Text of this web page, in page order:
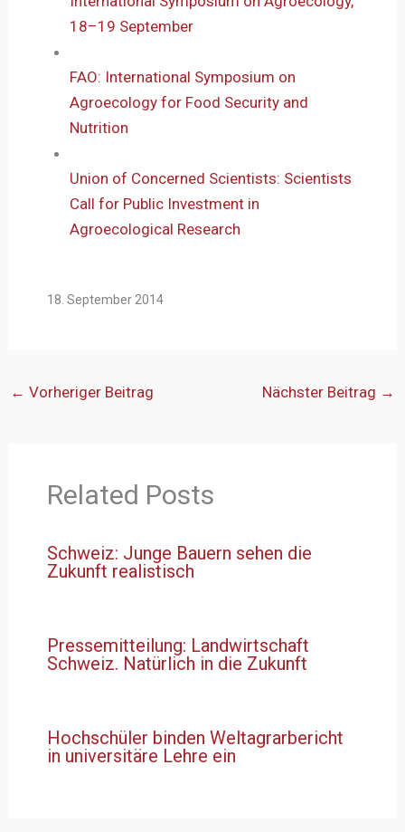
18–19 September
FAO: International Symposium on
Agroecology for Food Security and
Nutrition
Union of Concerned Scientists: Scientists
Call for Public Investment in
Agroecological Research
18. September 2014
← Vorheriger Beitrag Nächster Beitrag →
Related Posts
Schweiz: Junge Bauern sehen die
Zukunft realistisch
Pressemitteilung: Landwirtschaft
Schweiz. Natürlich in die Zukunft
Hochschüler binden Weltagrarbericht
in universitäre Lehre ein